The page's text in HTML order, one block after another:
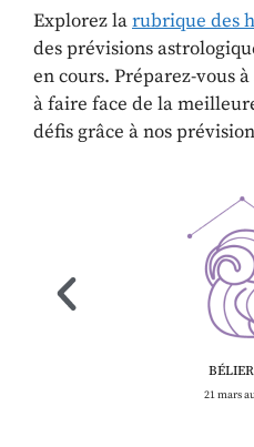
Explorez larubrique des
des prévisions
en cours. Préparez-vous
à faire face de la
défis grâce à nos
21 mars